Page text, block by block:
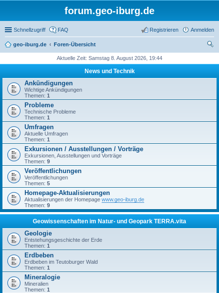
forum.geo-iburg.de
Schnellzugriff FAQ Anmelden
Registrieren
geo-iburg.de
Foren-Übersicht
Aktuelle Zeit: Samstag 8. August 2026, 19:44
News und Technik
Ankündigungen
Wichtige Ankündigungen
Themen: 1
Probleme
Technische Probleme
Themen: 1
Umfragen
Aktuelle Umfragen
Themen: 1
Exkursionen / Ausstellungen / Vorträge
Exkursionen, Ausstellungen und Vorträge
Themen: 9
Veröffentlichungen
Veröffentlichungen
Themen: 5
Homepage-Aktualisierungen
Aktualisierungen der Homepage www.geo-iburg.de
Themen: 9
Geowissenschaften im Natur- und Geopark TERRA.vita
Geologie
Entstehungsgeschichte der Erde
Themen: 1
Erdbeben
Erdbeben im Teutoburger Wald
Themen: 1
Mineralogie
Mineralien
Themen: 1